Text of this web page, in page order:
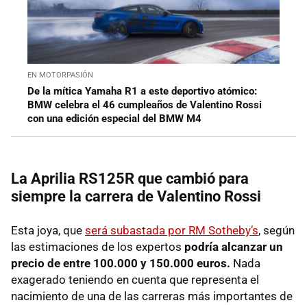
EN MOTORPASIÓN
De la mítica Yamaha R1 a este deportivo atómico:
BMW celebra el 46 cumpleaños de Valentino Rossi
con una edición especial del BMW M4
La Aprilia RS125R que cambió para
siempre la carrera de Valentino Rossi
Esta joya, que será subastada por RM Sotheby’s, según
las estimaciones de los expertos podría alcanzar un
precio de entre 100.000 y 150.000 euros. Nada
exagerado teniendo en cuenta que representa el
nacimiento de una de las carreras más importantes de